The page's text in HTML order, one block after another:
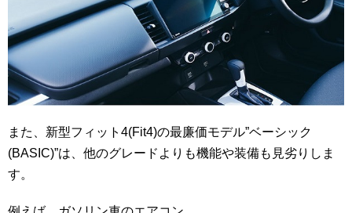
また、新型フィット4(Fit4)の最廉価モデル”ベーシック
(BASIC)”は、他のグレードよりも機能や装備も見劣りしま
す。